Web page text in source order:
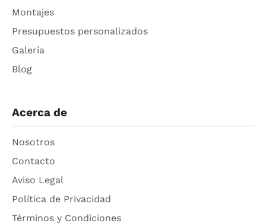
Montajes
Presupuestos personalizados
Galería
Blog
Acerca de
Nosotros
Contacto
Aviso Legal
Política de Privacidad
Términos y Condiciones